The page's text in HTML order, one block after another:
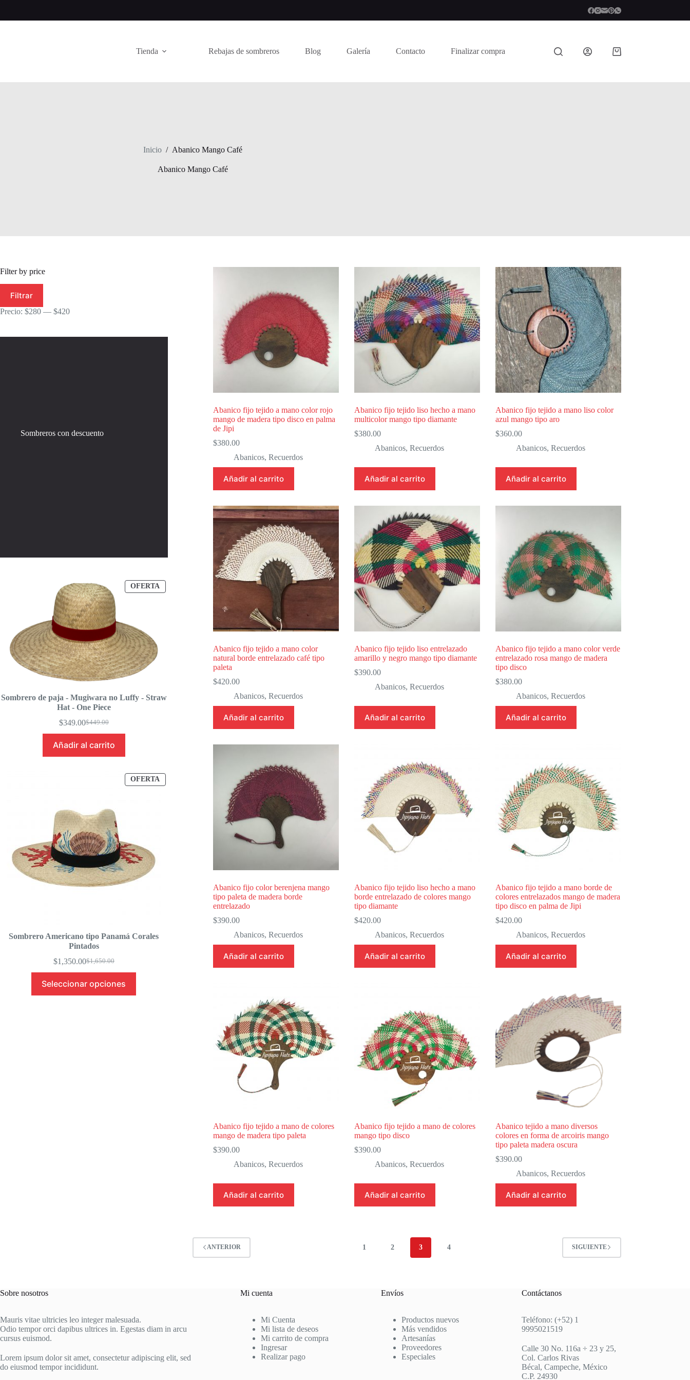
contenido
Tienda Rebajas de sombreros Blog Galería Contacto Finalizar compra
Shopping
Inicio / Abanico Mango Café
Abanico Mango Café
Abanico fijo tejido a mano color rojo
mango de madera tipo disco en palma
de Jipi
$380.00
Abanicos, Recuerdos
Añadir al carrito
Abanico fijo tejido liso hecho a mano
multicolor mango tipo diamante
$380.00
Abanicos, Recuerdos
Añadir al carrito
Abanico fijo tejido a mano liso color
azul mango tipo aro
$360.00
Abanicos, Recuerdos
Añadir al carrito
Abanico fijo tejido a mano color
natural borde entrelazado café tipo
paleta
$420.00
Abanicos, Recuerdos
Añadir al carrito
Abanico fijo tejido liso entrelazado
amarillo y negro mango tipo diamante
$390.00
Abanicos, Recuerdos
Añadir al carrito
Abanico fijo tejido a mano color verde
entrelazado rosa mango de madera
tipo disco
$380.00
Abanicos, Recuerdos
Añadir al carrito
Abanico fijo color berenjena mango
tipo paleta de madera borde
entrelazado
$390.00
Abanicos, Recuerdos
Añadir al carrito
Abanico fijo tejido liso hecho a mano
borde entrelazado de colores mango
tipo diamante
$420.00
Abanicos, Recuerdos
Añadir al carrito
Abanico fijo tejido a mano borde de
colores entrelazados mango de madera
tipo disco en palma de Jipi
$420.00
Abanicos, Recuerdos
Añadir al carrito
Abanico fijo tejido a mano de colores
mango de madera tipo paleta
$390.00
Abanicos, Recuerdos
Añadir al carrito
Abanico fijo tejido a mano de colores
mango tipo disco
$390.00
Abanicos, Recuerdos
Añadir al carrito
Abanico tejido a mano diversos
colores en forma de arcoiris mango
tipo paleta madera oscura
$390.00
Abanicos, Recuerdos
Añadir al carrito
ANTERIOR 1 2 3 4 SIGUIENTE
Filter by price
mínimo
máximo
Filtrar
Precio: $280 — $420
Sombreros con descuento
OFERTA
EN
Sombrero de paja - Mugiwara no Luffy - Straw
Hat - One Piece
$449.00
Original
price
was:
$349.00Current
price
is:
Añadir al carrito
OFERTA
EN
Sombrero Americano tipo Panamá Corales
Pintados
$1,650.00
Original
price
was:
$1,350.00Current
price
is:
Seleccionar opciones
Sobre nosotros
Mauris vitae ultricies leo integer malesuada.
Odio tempor orci dapibus ultrices in. Egestas diam in arcu
cursus euismod.
Lorem ipsum dolor sit amet, consectetur adipiscing elit, sed
do eiusmod tempor incididunt.
Mi cuenta
Mi Cuenta
Mi lista de deseos
Mi carrito de compra
Ingresar
Realizar pago
Envíos
Productos nuevos
Más vendidos
Artesanías
Proveedores
Especiales
Contáctanos
Teléfono: (+52) 1
9995021519
Calle 30 No. 116a ÷ 23 y 25,
Col. Carlos Rivas
Bécal, Campeche, México
C.P. 24930